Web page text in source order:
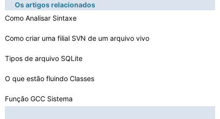
Os artigos relacionados
Como Analisar Sintaxe
Como criar uma filial SVN de um arquivo vivo
Tipos de arquivo SQLite
O que estão fluindo Classes
Função GCC Sistema